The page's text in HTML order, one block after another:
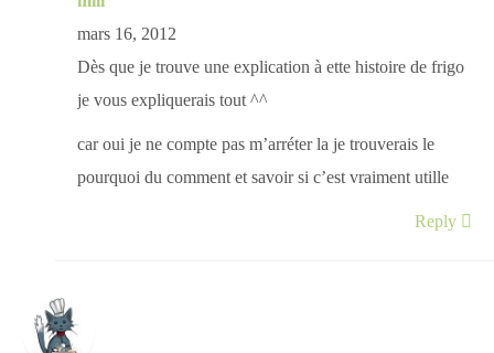
mars 16, 2012
Dès que je trouve une explication à ette histoire de frigo
je vous expliquerais tout ^^
car oui je ne compte pas m’arréter la je trouverais le
pourquoi du comment et savoir si c’est vraiment utille
Reply